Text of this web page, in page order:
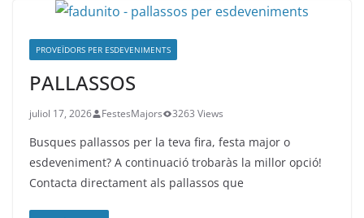
PROVEÏDORS PER ESDEVENIMENTS
PALLASSOS
juliol 17, 2026 FestesMajors 3263 Views
Busques pallassos per la teva fira, festa major o
esdeveniment? A continuació trobaràs la millor opció!
Contacta directament als pallassos que